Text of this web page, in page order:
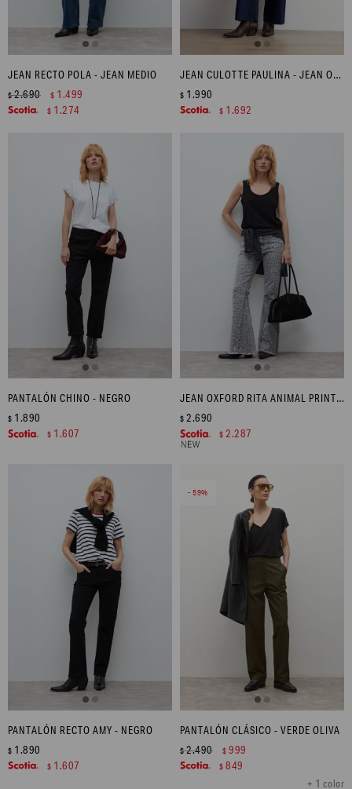
JEAN RECTO POLA - JEAN MEDIO
$2.690 $ 1.499
$ 1.274
JEAN CULOTTE PAULINA - JEAN OSCURO
$ 1.990
$ 1.692
PANTALÓN CHINO - NEGRO
$ 1.890
$ 1.607
JEAN OXFORD RITA ANIMAL PRINT - GRIS
$ 2.690
$ 2.287
PANTALÓN RECTO AMY - NEGRO
$ 1.890
$ 1.607
59
PANTALÓN CLÁSICO - VERDE OLIVA
+ 1 color
$2.490 $ 999
$ 849